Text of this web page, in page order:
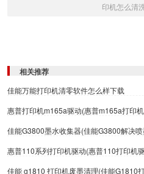
印机怎么清
相关推荐
佳能万能打印机清零软件怎么样下载
惠普打印机m165a驱动(惠普m165a打印
佳能G3800墨水收集器(佳能G3800解决
惠普110系列打印机驱动(惠普110打印机
佳能 g1810 打印机废墨清理(佳能G1810